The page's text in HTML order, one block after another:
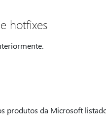
hotfixes
da Microsoft